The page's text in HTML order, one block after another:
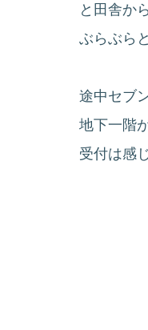
と田舎か
ぶらぶら
途中セブ
地下一階
受付は感